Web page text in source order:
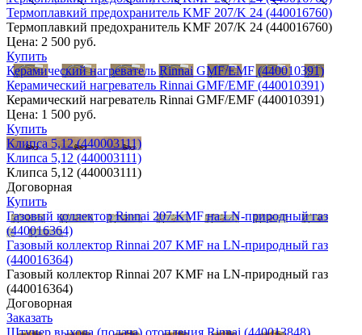
Термоплавкий предохранитель KMF 207/K 24 (440016760)
Термоплавкий предохранитель KMF 207/K 24 (440016760)
Цена: 2 500 руб.
Купить
Керамический нагреватель Rinnai GMF/EMF (440010391)
Керамический нагреватель Rinnai GMF/EMF (440010391)
Керамический нагреватель Rinnai GMF/EMF (440010391)
Цена: 1 500 руб.
Купить
Клипса 5,12 (440003111)
Клипса 5,12 (440003111)
Клипса 5,12 (440003111)
Договорная
Купить
Газовый коллектор Rinnai 207 KMF на LN-природный газ
(440016364)
Газовый коллектор Rinnai 207 KMF на LN-природный газ
(440016364)
Газовый коллектор Rinnai 207 KMF на LN-природный газ
(440016364)
Договорная
Заказать
Штуцер выхода (подача) отопления Rinnai (440013848)